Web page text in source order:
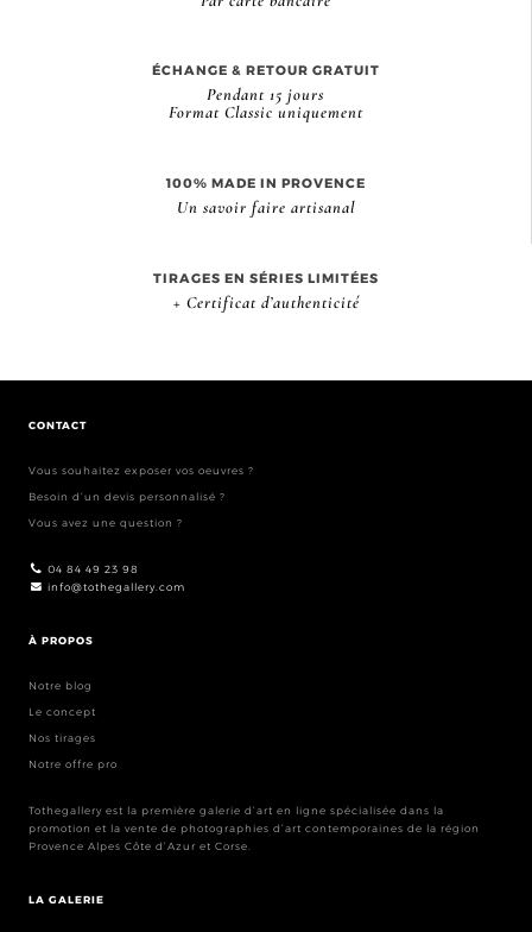
ÉCHANGE & RETOUR GRATUIT
Pendant 15 jours
Format Classic uniquement
100% MADE IN PROVENCE
Un savoir faire artisanal
TIRAGES EN SÉRIES LIMITÉES
+ Certificat d’authenticité
CONTACT
Vous souhaitez exposer vos oeuvres ?
Besoin d’un devis personnalisé ?
Vous avez une question ?
04 84 49 23 98
info@tothegallery.com
À PROPOS
Notre blog
Le concept
Nos tirages
Notre offre pro
Tothegallery est la première galerie d’art en ligne spécialisée dans la
promotion et la vente de photographies d’art contemporaines de la région
Provence Alpes Côte d’Azur et Corse.
LA GALERIE